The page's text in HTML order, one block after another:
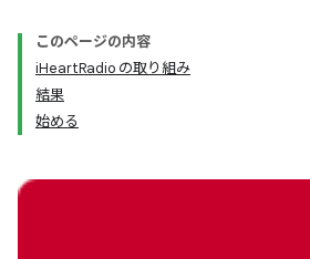
このページの内容
iHeartRadio の取り組み
結果
始める